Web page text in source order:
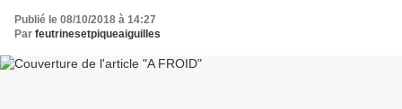
Publié le 08/10/2018 à 14:27
Par feutrinesetpiqueaiguilles